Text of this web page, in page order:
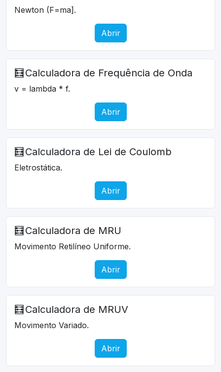
Newton (F=ma].
Abrir
🧮 Calculadora de Frequência de Onda
v = lambda * f.
Abrir
🧮 Calculadora de Lei de Coulomb
Eletrostática.
Abrir
🧮 Calculadora de MRU
Movimento Retilíneo Uniforme.
Abrir
🧮 Calculadora de MRUV
Movimento Variado.
Abrir